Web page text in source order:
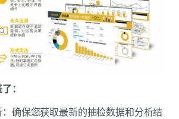
：
确保您获取最新的抽检数据和分析结